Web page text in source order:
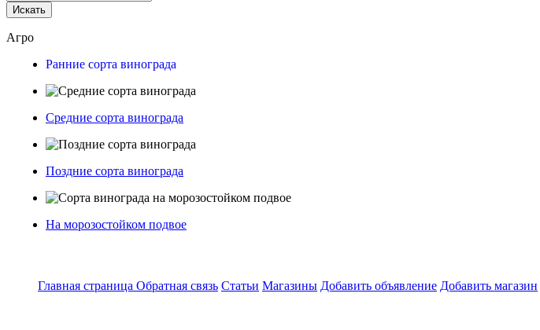
Искать
Агро
Ранние сорта винограда
Средние сорта винограда
Поздние сорта винограда
На морозостойком подвое
Главная страница Обратная связь Статьи Магазины Добавить объявление Добавить магазин